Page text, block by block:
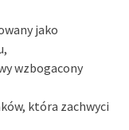
jako
wzbogacony
która zachwyci